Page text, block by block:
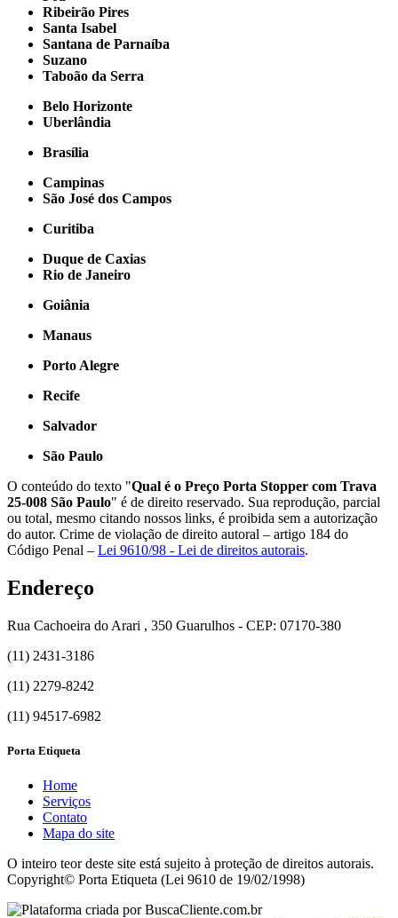
Ribeirão Pires
Santa Isabel
Santana de Parnaíba
Suzano
Taboão da Serra
Belo Horizonte
Uberlândia
Brasília
Campinas
São José dos Campos
Curitiba
Duque de Caxias
Rio de Janeiro
Goiânia
Manaus
Porto Alegre
Recife
Salvador
São Paulo
O conteúdo do texto "Qual é o Preço Porta Stopper com Trava
25-008 São Paulo" é de direito reservado. Sua reprodução, parcial
ou total, mesmo citando nossos links, é proibida sem a autorização
do autor. Crime de violação de direito autoral – artigo 184 do
Código Penal – Lei 9610/98 - Lei de direitos autorais.
Endereço
Rua Cachoeira do Arari , 350 Guarulhos - CEP: 07170-380
(11) 2431-3186
(11) 2279-8242
(11) 94517-6982
Porta Etiqueta
Home
Serviços
Contato
Mapa do site
O inteiro teor deste site está sujeito à proteção de direitos autorais.
Copyright© Porta Etiqueta (Lei 9610 de 19/02/1998)